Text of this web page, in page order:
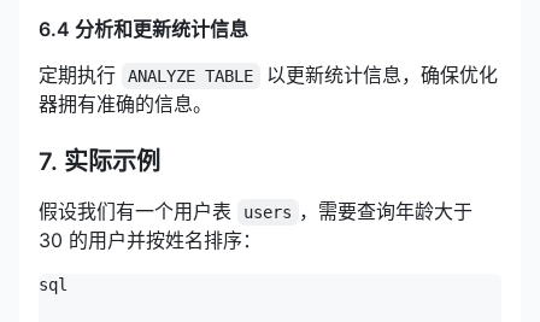
6.4 分析和更新统计信息
定期执行
ANALYZE TABLE
以更新统计信息，确保优化
器拥有准确的信息。
7. 实际示例
假设我们有一个用户表 users ，需要查询年龄大于
30 的用户并按姓名排序：
sql